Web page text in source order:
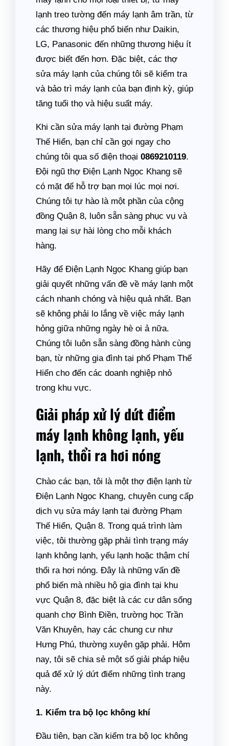
lạnh treo tường đến máy lạnh âm trần, từ
các thương hiệu phổ biến như Daikin,
LG, Panasonic đến những thương hiệu ít
được biết đến hơn. Đặc biệt, các thợ
sửa máy lạnh của chúng tôi sẽ kiểm tra
và bảo trì máy lạnh của bạn định kỳ, giúp
tăng tuổi thọ và hiệu suất máy.
Khi cần sửa máy lạnh tại đường Phạm
Thế Hiển, bạn chỉ cần gọi ngay cho
chúng tôi qua số điện thoại 0869210119.
Đội ngũ thợ Điện Lạnh Ngọc Khang sẽ
có mặt để hỗ trợ bạn mọi lúc mọi nơi.
Chúng tôi tự hào là một phần của cộng
đồng Quận 8, luôn sẵn sàng phục vụ và
mang lại sự hài lòng cho mỗi khách
hàng.
Hãy để Điện Lạnh Ngọc Khang giúp bạn
giải quyết những vấn đề về máy lạnh một
cách nhanh chóng và hiệu quả nhất. Bạn
sẽ không phải lo lắng về việc máy lạnh
hỏng giữa những ngày hè oi ả nữa.
Chúng tôi luôn sẵn sàng đồng hành cùng
bạn, từ những gia đình tại phố Phạm Thế
Hiển cho đến các doanh nghiệp nhỏ
trong khu vực.
Giải pháp xử lý dứt điểm
máy lạnh không lạnh, yếu
lạnh, thổi ra hơi nóng
Chào các bạn, tôi là một thợ điện lạnh từ
Điện Lạnh Ngọc Khang, chuyên cung cấp
dịch vụ sửa máy lạnh tại đường Phạm
Thế Hiển, Quận 8. Trong quá trình làm
việc, tôi thường gặp phải tình trạng máy
lạnh không lạnh, yếu lạnh hoặc thậm chí
thổi ra hơi nóng. Đây là những vấn đề
phổ biến mà nhiều hộ gia đình tại khu
vực Quận 8, đặc biệt là các cư dân sống
quanh chợ Bình Điền, trường học Trần
Văn Khuyên, hay các chung cư như
Hưng Phú, thường xuyên gặp phải. Hôm
nay, tôi sẽ chia sẻ một số giải pháp hiệu
quả để xử lý dứt điểm những tình trạng
này.
1. Kiểm tra bộ lọc không khí
Đầu tiên, bạn cần kiểm tra bộ lọc không